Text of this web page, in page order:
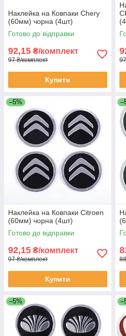
Наклейка на Ковпаки Chery
(60мм) чорна (4шт)
Готово до відправки
92,15 ₴/комплект
97 ₴/комплект
Купити
–5%
Наклейка на Ковпаки Citroen
(60мм) чорна (4шт)
Готово до відправки
92,15 ₴/комплект
97 ₴/комплект
Купити
–5%